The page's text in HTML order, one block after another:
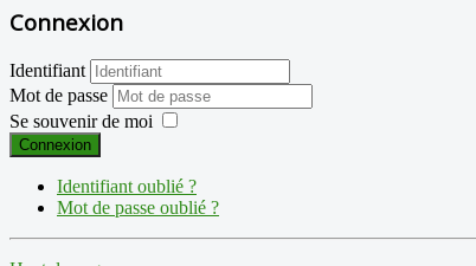
Connexion
Identifiant
Mot de passe
Se souvenir de moi
Connexion
Identifiant oublié ?
Mot de passe oublié ?